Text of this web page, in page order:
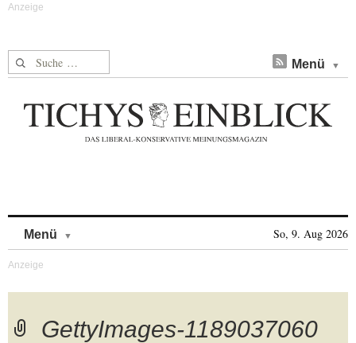
Suche nach: Menü
Menü So, 9. Aug 2026
GettyImages-1189037060